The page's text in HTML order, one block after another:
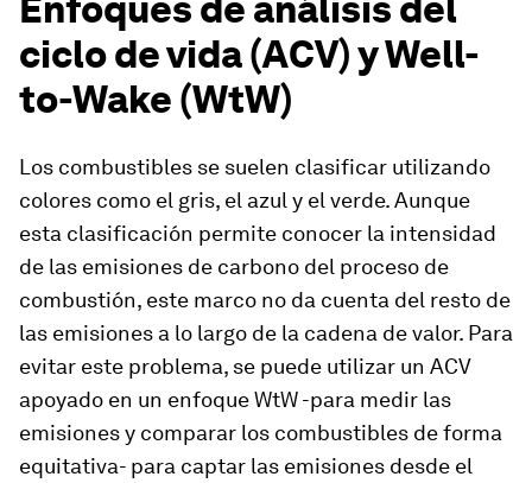
ciclo de vida (ACV) y Well-
to-Wake (WtW)
Los combustibles se suelen clasificar utilizando
colores como el gris, el azul y el verde. Aunque
esta clasificación permite conocer la intensidad
de las emisiones de carbono del proceso de
combustión, este marco no da cuenta del resto de
las emisiones a lo largo de la cadena de valor. Para
evitar este problema, se puede utilizar un ACV
apoyado en un enfoque WtW -para medir las
emisiones y comparar los combustibles de forma
equitativa- para captar las emisiones desde el